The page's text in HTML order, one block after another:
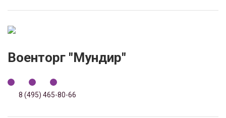
Военторг "Мундир"
8 (495) 465-80-66